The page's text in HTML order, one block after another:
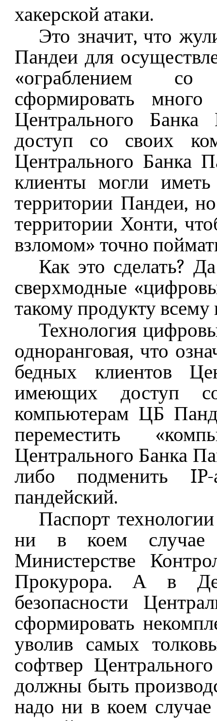
хакерской атаки.
Это значит, что
Пандеи для
«ограблением со
сформировать
Центрального
доступ со своих
Центрального Банка
клиенты могли
территории Пандеи,
территории Хонти,
взломом» точно
Как это сделать?
сверхмодные
такому продукту
Технология
одноранговая, что
бедных клиентов
имеющих доступ
компьютерам ЦБ
переместить
Центрального Банка
либо подменить
пандейский.
Паспорт
ни в коем случае
Министерстве
Прокурора. А в
безопасности
сформировать
уволив самых
софтвер
должны быть
надо ни в коем